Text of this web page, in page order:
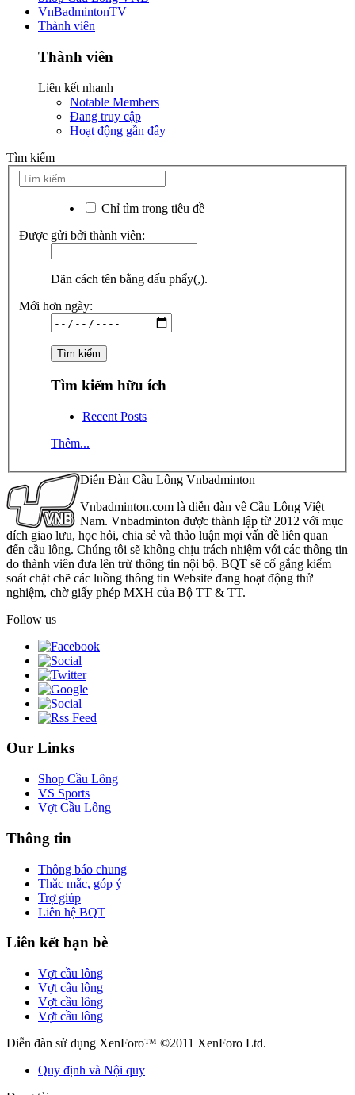
VnBadmintonTV
Thành viên
Thành viên
Liên kết nhanh
Notable Members
Đang truy cập
Hoạt động gần đây
Tìm kiếm
Chỉ tìm trong tiêu đề
Được gửi bởi thành viên:
Dãn cách tên bằng dấu phẩy(,).
Mới hơn ngày:
Tìm kiếm hữu ích
Recent Posts
Thêm...
Diễn Đàn Cầu Lông Vnbadminton
Vnbadminton.com là diễn đàn về Cầu Lông Việt
Nam. Vnbadminton được thành lập từ 2012 với mục
đích giao lưu, học hỏi, chia sẻ và thảo luận mọi vấn đề liên quan
đến cầu lông. Chúng tôi sẽ không chịu trách nhiệm với các thông tin
do thành viên đưa lên trừ thông tin nội bộ. BQT sẽ cố gắng kiểm
soát chặt chẽ các luồng thông tin Website đang hoạt động thử
nghiệm, chờ giấy phép MXH của Bộ TT & TT.
Follow us
Our Links
Shop Cầu Lông
VS Sports
Vợt Cầu Lông
Thông tin
Thông báo chung
Thắc mắc, góp ý
Trợ giúp
Liên hệ BQT
Liên kết bạn bè
Vợt cầu lông
Vợt cầu lông
Vợt cầu lông
Vợt cầu lông
Diễn đàn sử dụng XenForo™ ©2011 XenForo Ltd.
Quy định và Nội quy